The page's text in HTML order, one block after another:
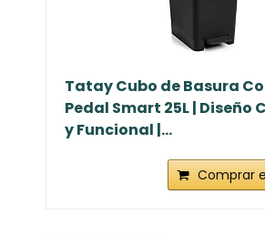
Tatay Cubo de Basura
Pedal Smart 25L | Diseño
y Funcional |...
Comprar